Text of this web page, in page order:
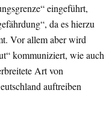
eingeführt,
da es hierzu
Vor allem aber wird
kommuniziert, wie auch
Art von
auftreiben